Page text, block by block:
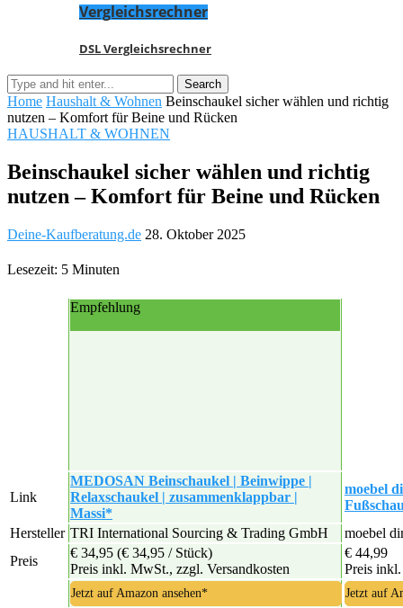
Vergleichsrechner
DSL Vergleichsrechner
Home Haushalt & Wohnen Beinschaukel sicher wählen und richtig
nutzen – Komfort für Beine und Rücken
HAUSHALT & WOHNEN
Beinschaukel sicher wählen und richtig
nutzen – Komfort für Beine und Rücken
Deine-Kaufberatung.de 28. Oktober 2025
Lesezeit: 5 Minuten
Empfehlung
Link
MEDOSAN Beinschaukel | Beinwippe |
Relaxschaukel | zusammenklappbar |
Massi*
moebel
Hersteller TRI International Sourcing & Trading GmbH
moebel
Preis
€ 34,95 (€ 34,95 / Stück)
Preis inkl. MwSt., zzgl. Versandkosten
€ 44,99
Preis
Jetzt auf Amazon ansehen* Jetzt auf